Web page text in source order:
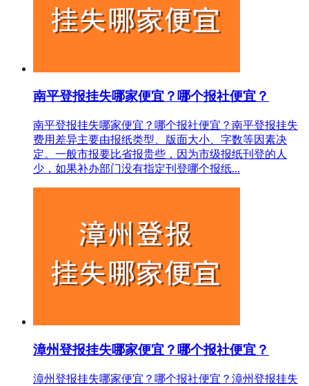
南平登报挂失哪家便宜？哪个报社便宜？
南平登报挂失哪家便宜？哪个报社便宜？南平登报挂失
费用差异主要由报纸类型、版面大小、字数等因素决
定。一般市报要比省报贵些，因为市级报纸刊登的人
少，如果补办部门没有指定刊登哪个报纸...
漳州登报挂失哪家便宜？哪个报社便宜？
漳州登报挂失哪家便宜？哪个报社便宜？漳州登报挂失